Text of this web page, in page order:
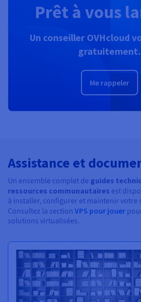
Prêt à vous
Un conseiller OVHcloud
gratuitement.
Me rappeler
Assistance et
Un ensemble complet de guides
ressources communautaires est
à installer, configurer et maintenir votre
Consultez la section VPS pour jouer
solutions virtualisées.